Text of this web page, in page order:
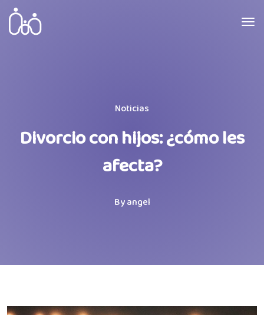
Noticias
Divorcio con hijos: ¿cómo les
afecta?
Byangel